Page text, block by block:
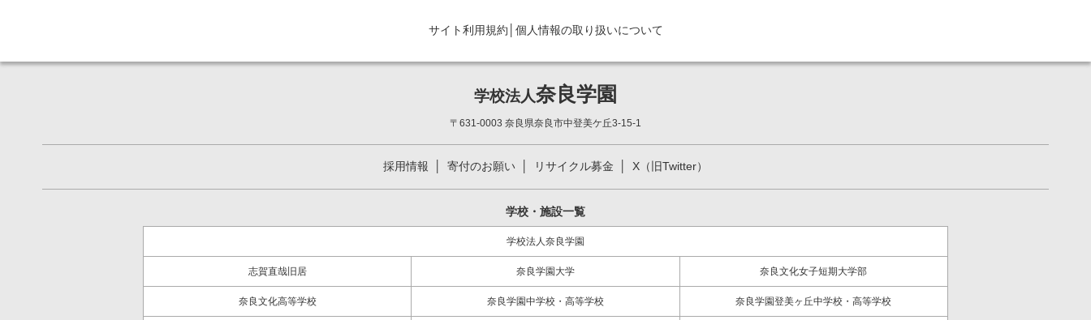
サイト利用規約 個人情報の取り扱いについて
学校法人奈良学園
〒631-0003 奈良県奈良市中登美ケ丘3-15-1
採用情報 寄付のお願い リサイクル募金 X（旧Twitter）
学校・施設一覧
学校法人奈良学園
志賀直哉旧居 奈良学園大学 奈良文化女子短期大学部
奈良文化高等学校 奈良学園中学校・高等学校 奈良学園登美ヶ丘中学校・高等学校